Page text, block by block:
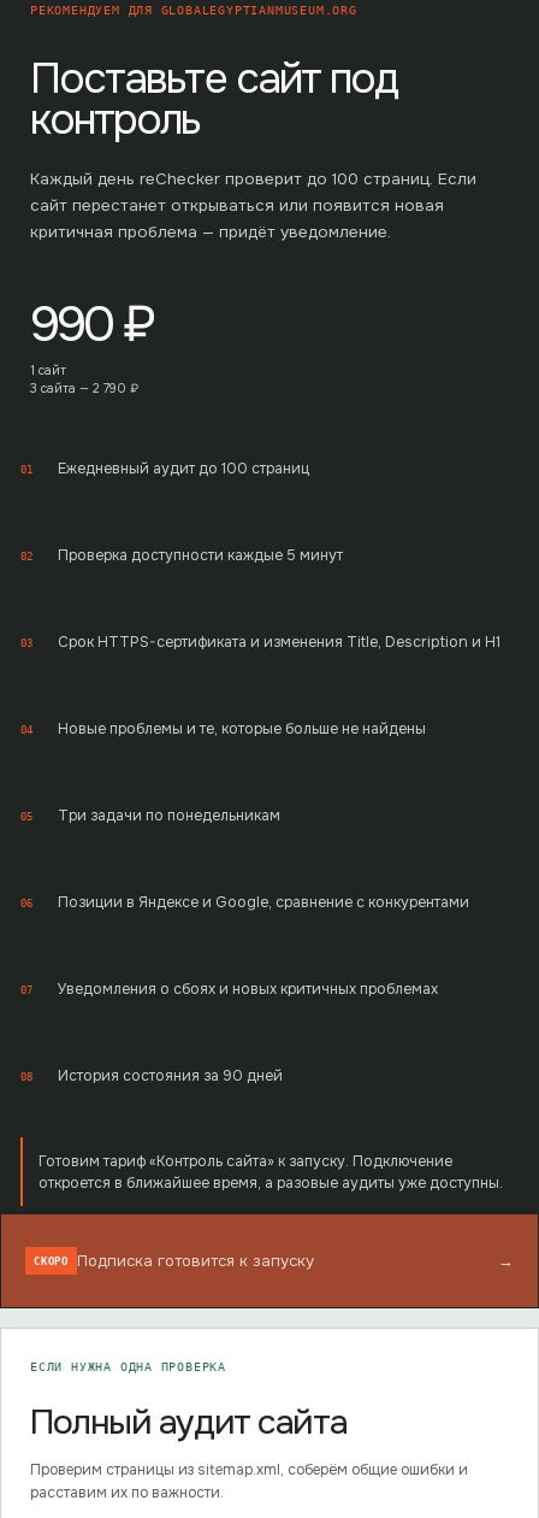
РЕКОМЕНДУЕМ ДЛЯ GLOBALEGYPTIANMUSEUM.ORG
Поставьте сайт под
контроль
Каждый день reChecker проверит до 100 страниц. Если
сайт перестанет открываться или появится новая
критичная проблема — придёт уведомление.
990₽
1 сайт
3 сайта — 2 790 ₽
01 Ежедневный аудит до 100 страниц
02 Проверка доступности каждые 5 минут
03 Срок HTTPS-сертификата и изменения Title, Description и H1
04 Новые проблемы и те, которые больше не найдены
05 Три задачи по понедельникам
06 Позиции в Яндексе и Google, сравнение с конкурентами
07 Уведомления о сбоях и новых критичных проблемах
08 История состояния за 90 дней
Готовим тариф «Контроль сайта» к запуску. Подключение
откроется в ближайшее время, а разовые аудиты уже доступны.
СКОРО Подписка готовится к запуску →
ЕСЛИ НУЖНА ОДНА ПРОВЕРКА
Полный аудит сайта
Проверим страницы из sitemap.xml, соберём общие ошибки и
расставим их по важности.